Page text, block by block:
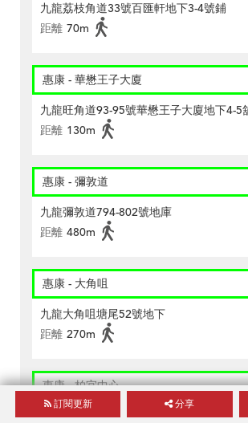
九龍荔枝角道33號百匯軒地下3-4號鋪
距離 70m
惠康 - 華懋王子大廈
九龍旺角道93-95號華懋王子大廈地下4-5
距離 130m
惠康 - 彌敦道
九龍彌敦道794-802號地庫
距離 480m
惠康 - 大角咀
九龍大角咀塘尾52號地下
距離 270m
惠康 - 柏宜中心
九龍旺角彌敦道771-775柏宜中心2號地
訂閱更新 分享